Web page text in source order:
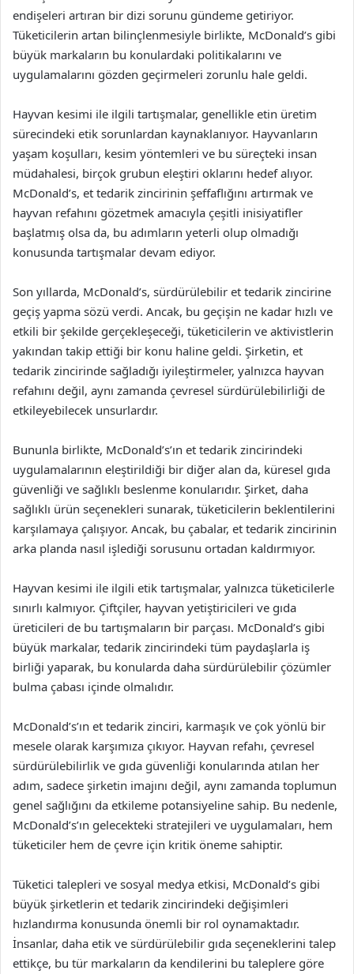
endişeleri artıran bir dizi sorunu gündeme getiriyor.
Tüketicilerin artan bilinçlenmesiyle birlikte, McDonald’s gibi
büyük markaların bu konulardaki politikalarını ve
uygulamalarını gözden geçirmeleri zorunlu hale geldi.
Hayvan kesimi ile ilgili tartışmalar, genellikle etin üretim
sürecindeki etik sorunlardan kaynaklanıyor. Hayvanların
yaşam koşulları, kesim yöntemleri ve bu süreçteki insan
müdahalesi, birçok grubun eleştiri oklarını hedef alıyor.
McDonald’s, et tedarik zincirinin şeffaflığını artırmak ve
hayvan refahını gözetmek amacıyla çeşitli inisiyatifler
başlatmış olsa da, bu adımların yeterli olup olmadığı
konusunda tartışmalar devam ediyor.
Son yıllarda, McDonald’s, sürdürülebilir et tedarik zincirine
geçiş yapma sözü verdi. Ancak, bu geçişin ne kadar hızlı ve
etkili bir şekilde gerçekleşeceği, tüketicilerin ve aktivistlerin
yakından takip ettiği bir konu haline geldi. Şirketin, et
tedarik zincirinde sağladığı iyileştirmeler, yalnızca hayvan
refahını değil, aynı zamanda çevresel sürdürülebilirliği de
etkileyebilecek unsurlardır.
Bununla birlikte, McDonald’s’ın et tedarik zincirindeki
uygulamalarının eleştirildiği bir diğer alan da, küresel gıda
güvenliği ve sağlıklı beslenme konularıdır. Şirket, daha
sağlıklı ürün seçenekleri sunarak, tüketicilerin beklentilerini
karşılamaya çalışıyor. Ancak, bu çabalar, et tedarik zincirinin
arka planda nasıl işlediği sorusunu ortadan kaldırmıyor.
Hayvan kesimi ile ilgili etik tartışmalar, yalnızca tüketicilerle
sınırlı kalmıyor. Çiftçiler, hayvan yetiştiricileri ve gıda
üreticileri de bu tartışmaların bir parçası. McDonald’s gibi
büyük markalar, tedarik zincirindeki tüm paydaşlarla iş
birliği yaparak, bu konularda daha sürdürülebilir çözümler
bulma çabası içinde olmalıdır.
McDonald’s’ın et tedarik zinciri, karmaşık ve çok yönlü bir
mesele olarak karşımıza çıkıyor. Hayvan refahı, çevresel
sürdürülebilirlik ve gıda güvenliği konularında atılan her
adım, sadece şirketin imajını değil, aynı zamanda toplumun
genel sağlığını da etkileme potansiyeline sahip. Bu nedenle,
McDonald’s’ın gelecekteki stratejileri ve uygulamaları, hem
tüketiciler hem de çevre için kritik öneme sahiptir.
Tüketici talepleri ve sosyal medya etkisi, McDonald’s gibi
büyük şirketlerin et tedarik zincirindeki değişimleri
hızlandırma konusunda önemli bir rol oynamaktadır.
İnsanlar, daha etik ve sürdürülebilir gıda seçeneklerini talep
ettikçe, bu tür markaların da kendilerini bu taleplere göre